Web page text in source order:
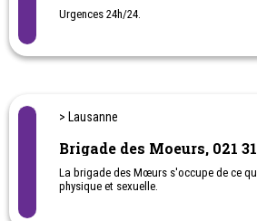
Urgences 24h/24.
> Lausanne
Brigade des Moeurs, 021
La brigade des Mœurs s'occupe de ce
physique et sexuelle.